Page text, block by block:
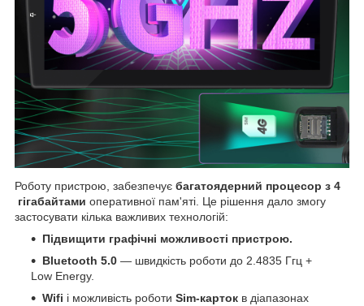
Роботу пристрою, забезпечує багатоядерний процесор з 4
гігабайтами оперативної пам'яті. Це рішення дало змогу
застосувати кілька важливих технологій:
Підвищити графічні можливості пристрою.
Bluetooth 5.0 — швидкість роботи до 2.4835 Ггц +
Low Energy.
Wifi і можливість роботи Sim-карток в діапазонах